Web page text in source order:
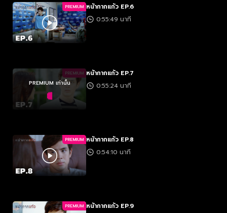
PREMIUM หน้ากากแก้ว EP.6
0:55:49 นาที
PREMIUM
PREMIUM เท่านั้น
หน้ากากแก้ว EP.7
0:55:24 นาที
PREMIUM หน้ากากแก้ว EP.8
0:54:10 นาที
PREMIUM หน้ากากแก้ว EP.9